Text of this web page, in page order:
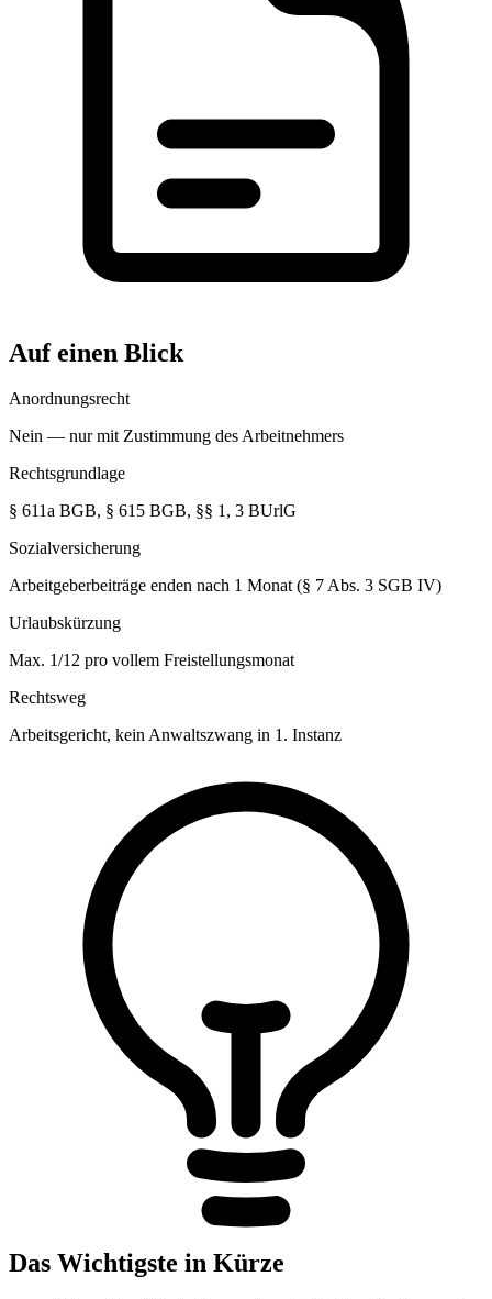
Auf einen Blick
Anordnungsrecht
Nein — nur mit Zustimmung des Arbeitnehmers
Rechtsgrundlage
§ 611a BGB, § 615 BGB, §§ 1, 3 BUrlG
Sozialversicherung
Arbeitgeberbeiträge enden nach 1 Monat (§ 7 Abs. 3 SGB IV)
Urlaubskürzung
Max. 1/12 pro vollem Freistellungsmonat
Rechtsweg
Arbeitsgericht, kein Anwaltszwang in 1. Instanz
Das Wichtigste in Kürze